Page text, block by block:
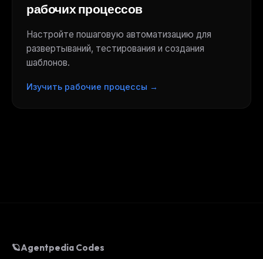
рабочих процессов
Настройте пошаговую автоматизацию для
развертываний, тестирования и создания
шаблонов.
Изучить рабочие процессы →
🪐Agentpedia Codes